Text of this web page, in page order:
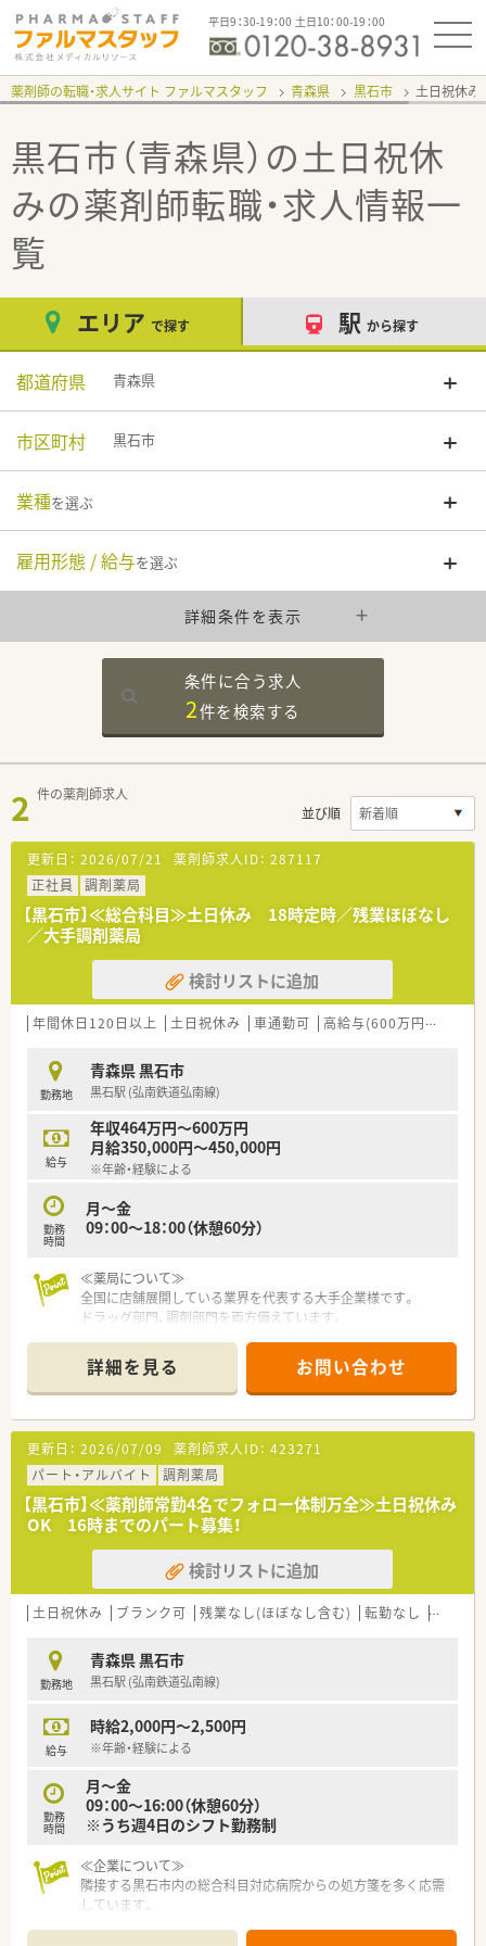
平日9：30-19：00 土日10：00-19：00
薬剤師の転職・求人サイト ファルマスタッフ 青森県 黒石市 土日祝休み
黒石市（青森県）の土日祝休
みの薬剤師転職・求人情報一
覧
エリア で探す 駅 から探す
都道府県 青森県
市区町村 黒石市
業種を選ぶ
雇用形態 / 給与を選ぶ
詳細条件を表示
条件に合う求人
2件を検索する
2 件の薬剤師求人
並び順
更新日： 2026/07/21 薬剤師求人ID： 287117
正社員
調剤薬局
【黒石市】≪総合科目≫土日休み 18時定時／残業ほぼなし
／大手調剤薬局
検討リストに追加
年間休日120日以上 土日祝休み 車通勤可 高給与(600万円以上)
勤務地
青森県 黒石市
黒石駅 (弘南鉄道弘南線)
給与
年収464万円～600万円
月給350,000円～450,000円
※年齢・経験による
勤務
時間
月～金
09：00～18：00（休憩60分）
≪薬局について≫
全国に店舗展開している業界を代表する大手企業様です。
ドラッグ部門、調剤部門を両方備えています。
今後の出店計画もあり、将来性も抜群です。
詳細を見る お問い合わせ
更新日： 2026/07/09 薬剤師求人ID： 423271
パート・アルバイト
調剤薬局
【黒石市】≪薬剤師常勤4名でフォロー体制万全≫土日祝休み
OK 16時までのパート募集！
検討リストに追加
土日祝休み ブランク可 残業なし(ほぼなし含む) 転勤なし 車通勤
勤務地
青森県 黒石市
黒石駅 (弘南鉄道弘南線)
給与
時給2,000円～2,500円
※年齢・経験による
勤務
時間
月～金
09：00～16:00（休憩60分）
※うち週4日のシフト勤務制
≪企業について≫
隣接する黒石市内の総合科目対応病院からの処方箋を多く応需
しています。